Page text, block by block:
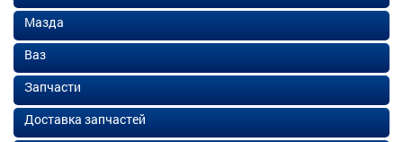
Мазда
Ваз
Запчасти
Доставка запчастей